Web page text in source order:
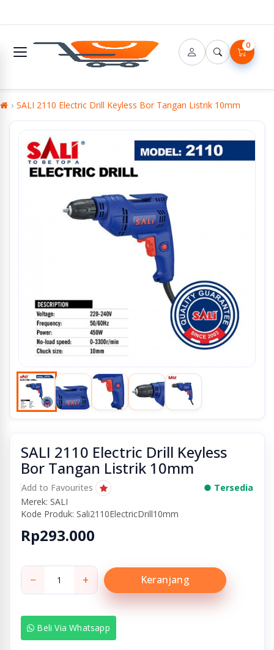
0
SALI 2110 Electric Drill Keyless Bor Tangan Listrik 10mm
SALI 2110 Electric Drill Keyless
Bor Tangan Listrik 10mm
Add to Favourites
● Tersedia
Merek: SALI
Kode Produk: Sali2110ElectricDrill10mm
Rp293.000
− + Keranjang
Beli Via Whatsapp